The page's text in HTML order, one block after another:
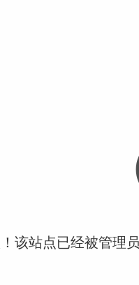
该站点已经被管理